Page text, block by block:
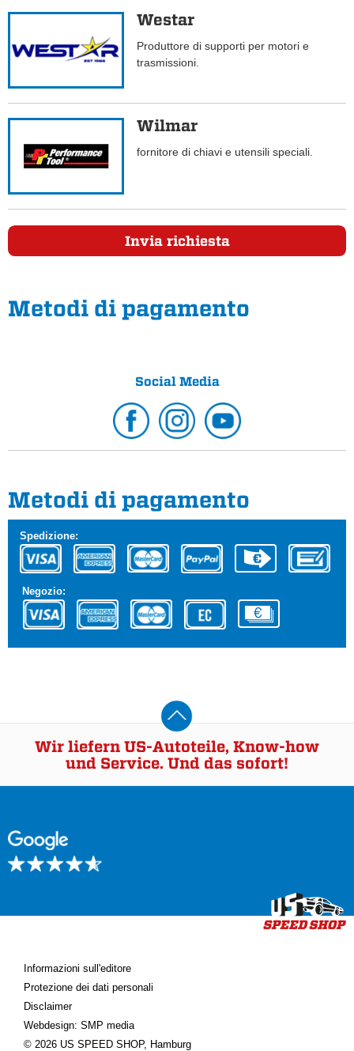
Westar
Produttore di supporti per motori e
trasmissioni.
Wilmar
fornitore di chiavi e utensili speciali.
Invia richiesta
Metodi di pagamento
Social Media
Metodi di pagamento
Spedizione:
Negozio:
Wir liefern US-Autoteile, Know-how
und Service. Und das sofort!
Informazioni sull'editore
Protezione dei dati personali
Disclaimer
Webdesign: SMP media
© 2026 US SPEED SHOP, Hamburg